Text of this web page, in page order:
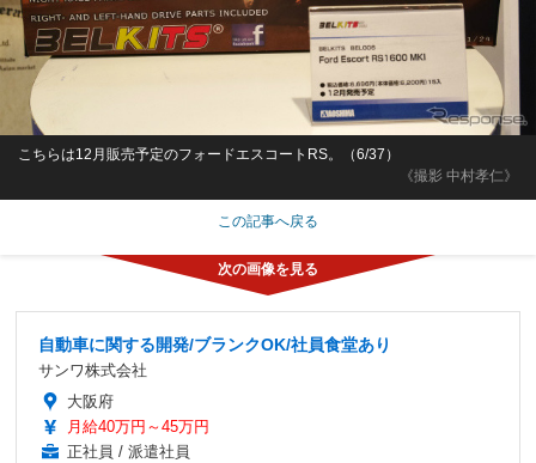
《撮影 中村孝仁》
こちらは12月販売予定のフォードエスコートRS。（6/37）
この記事へ戻る
自動車に関する開発/ブランクOK/社員食堂あり
サンワ株式会社
大阪府
月給40万円～45万円
正社員 / 派遣社員